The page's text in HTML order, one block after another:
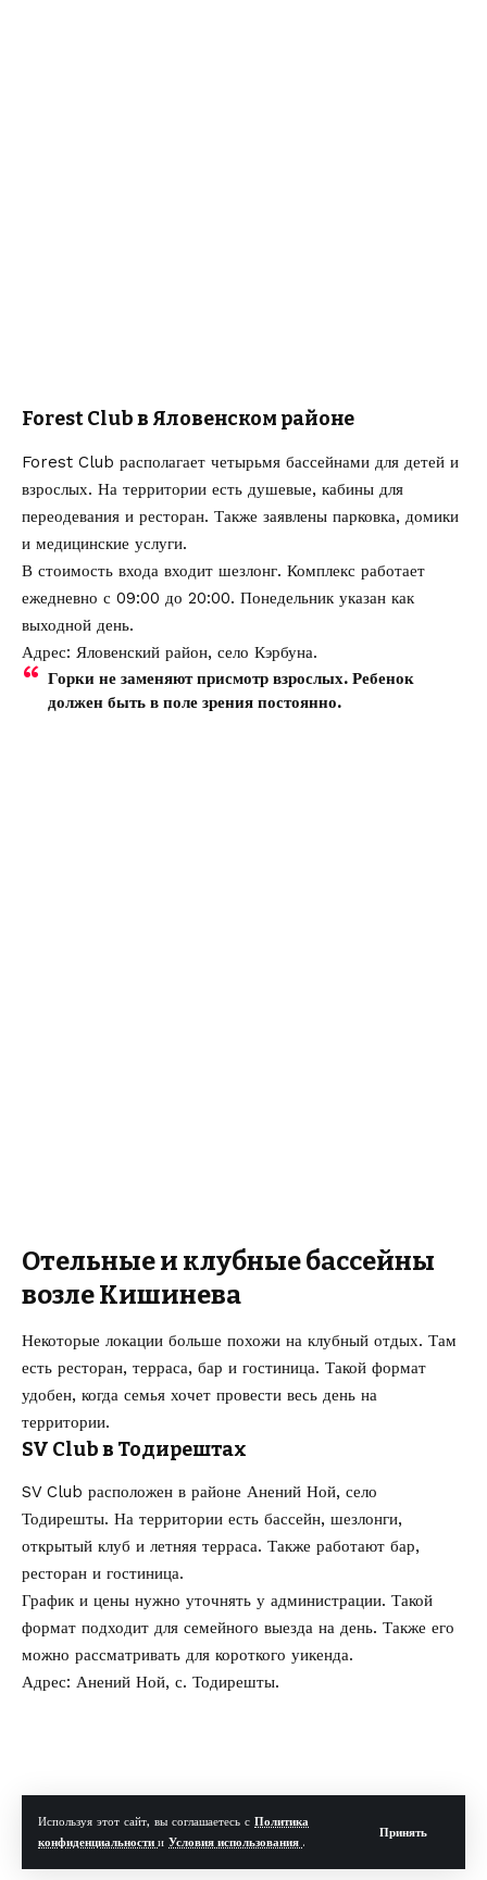
Используя этот сайт, вы соглашаетесь с Политика
конфиденциальности и Условия использования .
Принять
Forest Club в Яловенском районе
Forest Club располагает четырьмя бассейнами для детей и
взрослых. На территории есть душевые, кабины для
переодевания и ресторан. Также заявлены парковка, домики
и медицинские услуги.
В стоимость входа входит шезлонг. Комплекс работает
ежедневно с 09:00 до 20:00. Понедельник указан как
выходной день.
Адрес: Яловенский район, село Кэрбуна.
Горки не заменяют присмотр взрослых. Ребенок
должен быть в поле зрения постоянно.
Отельные и клубные бассейны
возле Кишинева
Некоторые локации больше похожи на клубный отдых. Там
есть ресторан, терраса, бар и гостиница. Такой формат
удобен, когда семья хочет провести весь день на
территории.
SV Club в Тодирештах
SV Club расположен в районе Анений Ной, село
Тодирешты. На территории есть бассейн, шезлонги,
открытый клуб и летняя терраса. Также работают бар,
ресторан и гостиница.
График и цены нужно уточнять у администрации. Такой
формат подходит для семейного выезда на день. Также его
можно рассматривать для короткого уикенда.
Адрес: Анений Ной, с. Тодирешты.